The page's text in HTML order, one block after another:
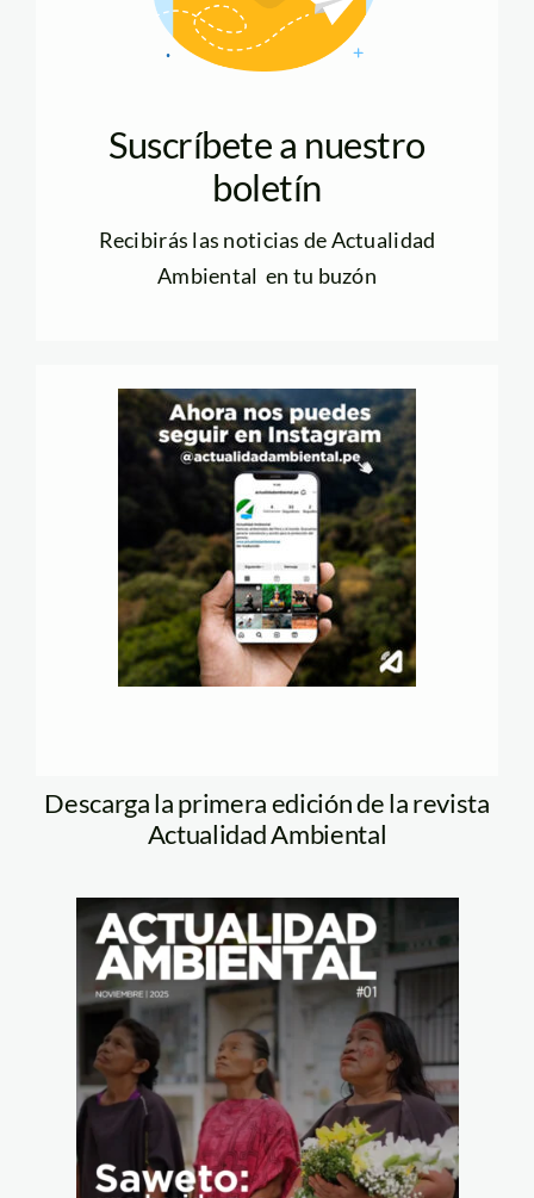
Suscríbete a nuestro
boletín
Recibirás las noticias de Actualidad
Ambiental en tu buzón
Descarga la primera edición de la revista
Actualidad Ambiental